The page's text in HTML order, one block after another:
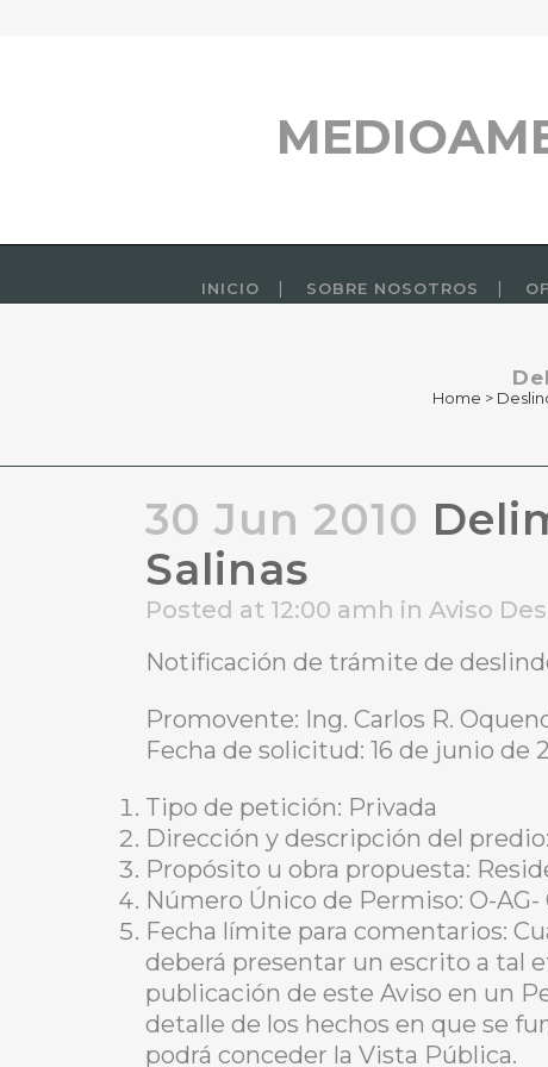
INICIO SOBRE NOSOTROS
Home >
30 Jun 2010
Salinas
Posted at 12:00 amh in Aviso
Notificación de trámite de
Promovente: Ing. Carlos R.
Fecha de solicitud: 16 de junio de
Tipo de petición: Privada
Dirección y descripción del predio:
Propósito u obra propuesta:
Número Único de Permiso: O-AG-
Fecha límite para comentarios:
deberá presentar un escrito a tal
publicación de este Aviso en un
detalle de los hechos en que se
podrá conceder la Vista Pública.